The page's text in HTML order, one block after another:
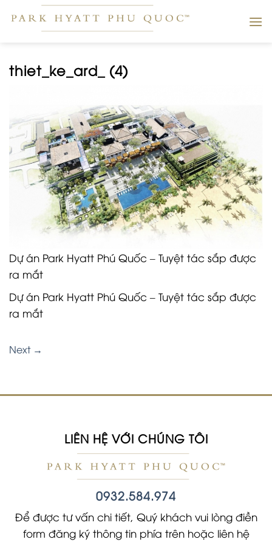
thiet_ke_ard_ (4)
Dự án Park Hyatt Phú Quốc – Tuyệt tác sắp được
ra mắt
Dự án Park Hyatt Phú Quốc – Tuyệt tác sắp được
ra mắt
Next →
LIÊN HỆ VỚI CHÚNG TÔI
0932.584.974
Để được tư vấn chi tiết, Quý khách vui lòng điền
form đăng ký thông tin phía trên hoặc liên hệ